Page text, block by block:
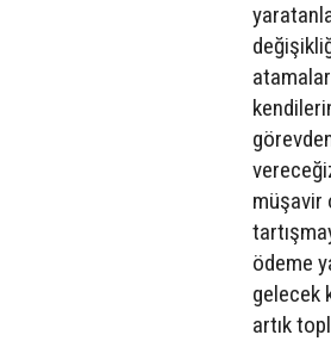
müşavir
ödeme
gelecek
artık